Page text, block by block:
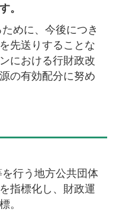
。
めに、今後につき
先送りすることな
における行財政改
の有効配分に努め
行う地方公共団体
指標化し、財政運
。